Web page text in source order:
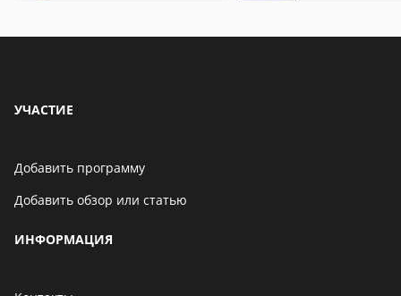
УЧАСТИЕ
Добавить программу
Добавить обзор или статью
ИНФОРМАЦИЯ